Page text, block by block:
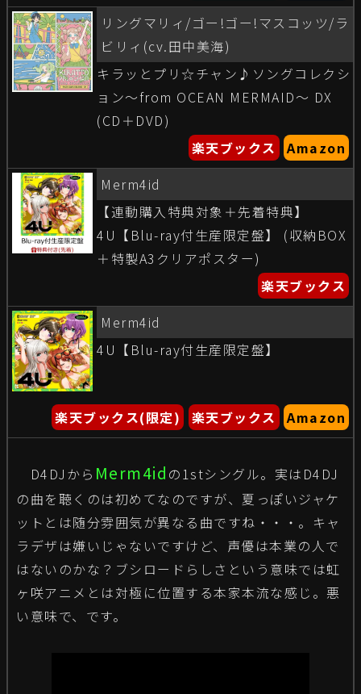
リングマリィ/ゴー!ゴー!マスコッツ/ラ
ビリィ(cv.田中美海)
キラッとプリ☆チャン♪ソングコレクシ
ョン〜from OCEAN MERMAID〜 DX
(CD＋DVD)
楽天ブックス
Amazon
Merm4id
【連動購入特典対象＋先着特典】
4U【Blu-ray付生産限定盤】 (収納BOX
＋特製A3クリアポスター)
楽天ブックス
Merm4id
4U【Blu-ray付生産限定盤】
楽天ブックス(限定) 楽天ブックス Amazon
D4DJから Merm4id の1stシングル。実はD4DJ
の曲を聴くのは初めてなのですが、夏っぽいジャケ
ットとは随分雰囲気が異なる曲ですね・・・。キャ
ラデザは嫌いじゃないですけど、声優は本業の人で
はないのかな？ブシロードらしさという意味では虹
ヶ咲アニメとは対極に位置する本家本流な感じ。悪
い意味で、です。